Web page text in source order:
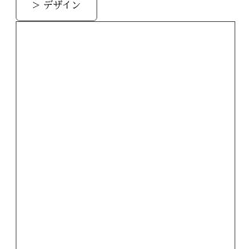
> デザイン